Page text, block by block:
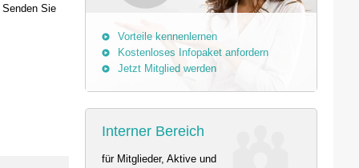
Sie
Vorteile kennenlernen
Kostenloses Infopaket anfordern
Jetzt Mitglied werden
Interner Bereich
für Mitglieder, Aktive und